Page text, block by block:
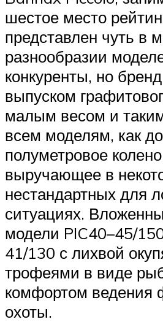
шестое место
представлен чуть в
разнообразии
конкуренты, но
выпуском
малым весом и
всем моделям, как
полуметровое
выручающее в
нестандартных для
ситуациях.
модели PIC40–45/
41/130 с лихвой
трофеями в виде
комфортом ведения
охоты.